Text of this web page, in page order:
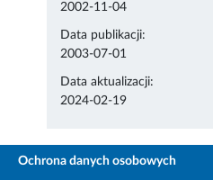
2002-11-04
Data publikacji:
2003-07-01
Data aktualizacji:
2024-02-19
Ochrona danych osobowych